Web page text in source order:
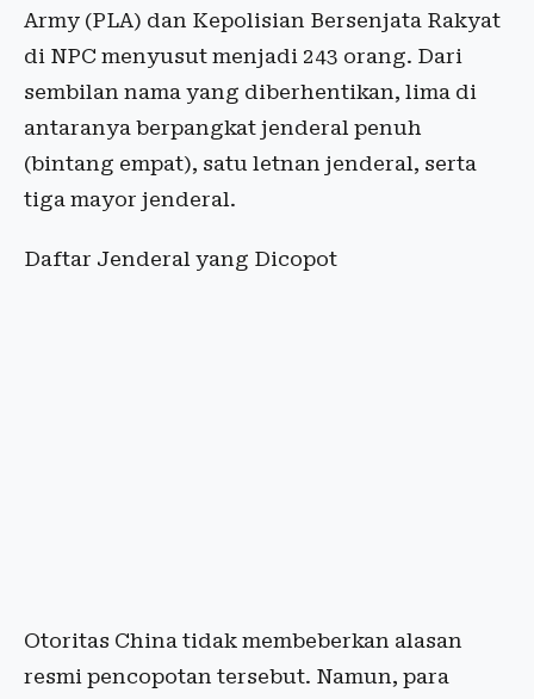
Army (PLA) dan Kepolisian Bersenjata Rakyat
di NPC menyusut menjadi 243 orang. Dari
sembilan nama yang diberhentikan, lima di
antaranya berpangkat jenderal penuh
(bintang empat), satu letnan jenderal, serta
tiga mayor jenderal.
Daftar Jenderal yang Dicopot
Otoritas China tidak membeberkan alasan
resmi pencopotan tersebut. Namun, para